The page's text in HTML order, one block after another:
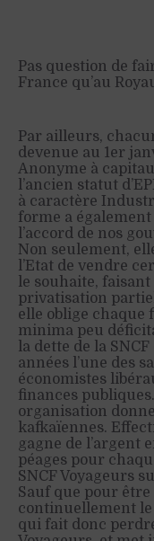
Pas question de
France qu’au
Par ailleurs,
devenue au 1er
Anonyme à
l’ancien statut
à caractère
forme a également
l’accord de nos
Non seulement,
l’Etat de vendre
le souhaite,
privatisation
elle oblige chaque
minima peu
la dette de la
années l’une des
économistes
finances
organisation
kafkaïennes.
gagne de l’argent
péages pour
SNCF Voyageurs
Sauf que pour
continuellement le
qui fait donc